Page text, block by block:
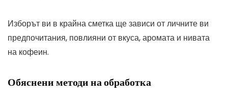
Изборът ви в крайна сметка ще зависи от личните ви
предпочитания, повлияни от вкуса, аромата и нивата
на кофеин.
Обяснени методи на обработка